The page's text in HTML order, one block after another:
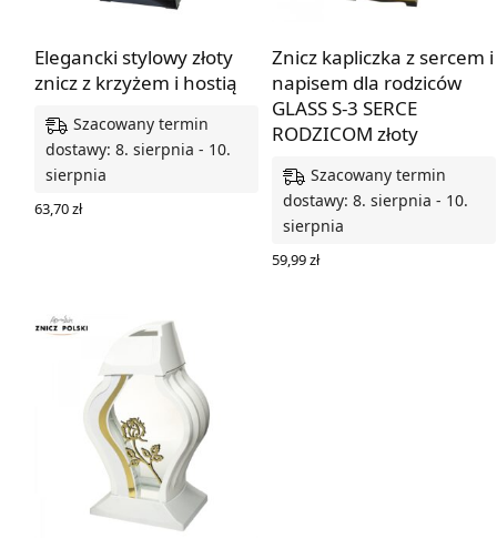
Elegancki stylowy złoty
znicz z krzyżem i hostią
Szacowany termin
dostawy: 8. sierpnia - 10.
sierpnia
63,70zł
Znicz kapliczka z sercem i
napisem dla rodziców
GLASS S-3 SERCE
RODZICOM złoty
Szacowany termin
dostawy: 8. sierpnia - 10.
sierpnia
59,99zł